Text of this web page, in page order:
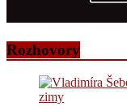
Rozhovory